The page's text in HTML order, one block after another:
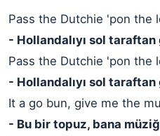
Pass the Dutchie 'pon the
- Hollandalıyı sol taraftan
Pass the Dutchie 'pon the
- Hollandalıyı sol taraftan
It a go bun, give me the
- Bu bir topuz, bana